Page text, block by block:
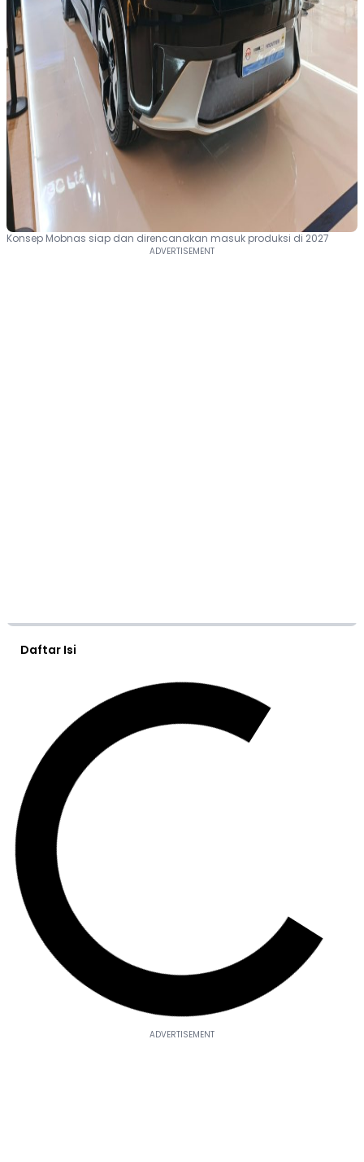
Konsep Mobnas siap dan direncanakan masuk produksi di 2027
Daftar Isi